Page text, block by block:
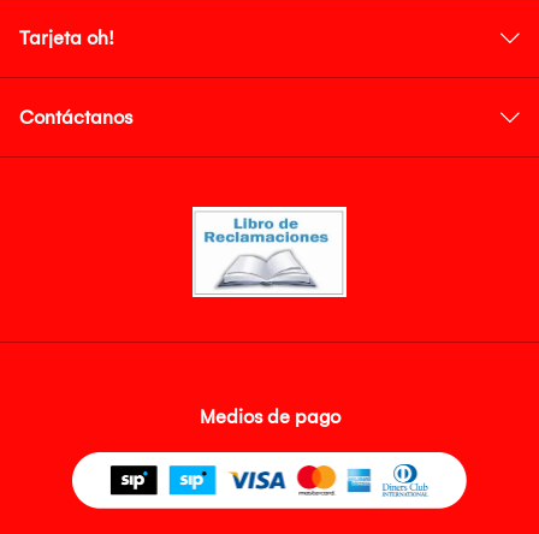
Tarjeta oh!
Contáctanos
Medios de pago